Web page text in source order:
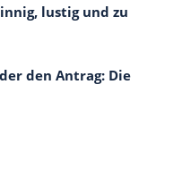
lustig und zu
den Antrag: Die